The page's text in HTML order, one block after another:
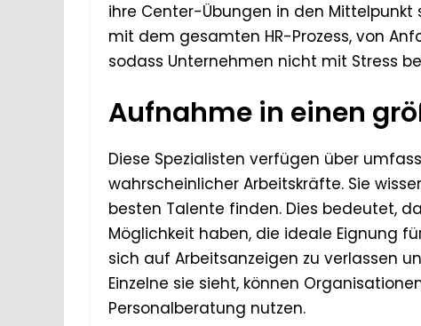
ihre Center-Übungen in den Mittelpunkt
mit dem gesamten HR-Prozess, von
sodass Unternehmen nicht mit Stress
Aufnahme in einen
Diese Spezialisten verfügen über
wahrscheinlicher Arbeitskräfte. Sie
besten Talente finden. Dies bedeutet,
Möglichkeit haben, die ideale Eignung
sich auf Arbeitsanzeigen zu verlassen
Einzelne sie sieht, können
Personalberatung nutzen.